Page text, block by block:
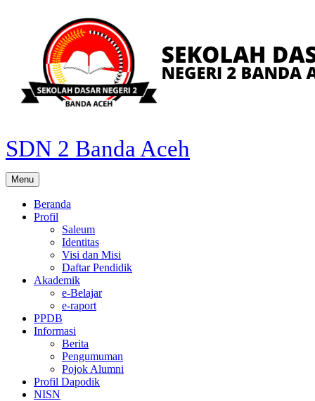
SDN 2 Banda Aceh
Menu
Beranda
Profil
Saleum
Identitas
Visi dan Misi
Daftar Pendidik
Akademik
e-Belajar
e-raport
PPDB
Informasi
Berita
Pengumuman
Pojok Alumni
Profil Dapodik
NISN